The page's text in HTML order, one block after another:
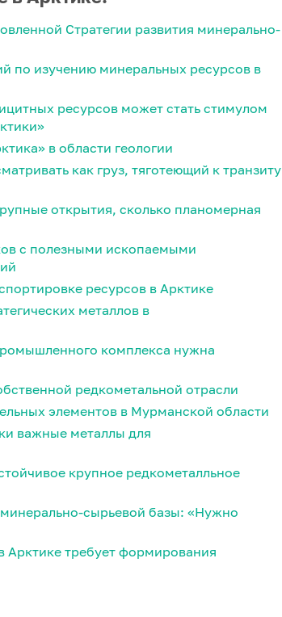
Стратегии развития минерально-
по изучению минеральных ресурсов в
ресурсов может стать стимулом
в области геологии
как груз, тяготеющий к транзиту
открытия, сколько планомерная
с полезными ископаемыми
ресурсов в Арктике
металлов в
комплекса нужна
редкометальной отрасли
элементов в Мурманской области
важные металлы для
крупное редкометалльное
сырьевой базы: «Нужно
Арктике требует формирования